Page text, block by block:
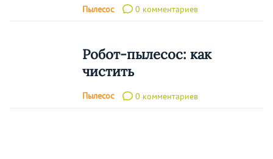
Пылесос 0 комментариев
Робот-пылесос: как
чистить
Пылесос 0 комментариев